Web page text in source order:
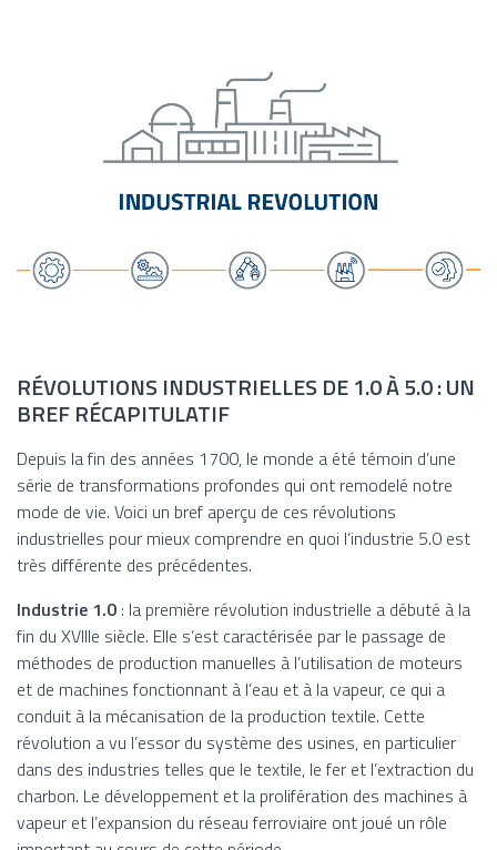
RÉVOLUTIONS INDUSTRIELLES DE 1.0 À 5.0 : UN
BREF RÉCAPITULATIF
Depuis la fin des années 1700, le monde a été témoin d’une
série de transformations profondes qui ont remodelé notre
mode de vie. Voici un bref aperçu de ces révolutions
industrielles pour mieux comprendre en quoi l’industrie 5.0 est
très différente des précédentes.
Industrie 1.0 : la première révolution industrielle a débuté à la
fin du XVIIIe siècle. Elle s’est caractérisée par le passage de
méthodes de production manuelles à l’utilisation de moteurs
et de machines fonctionnant à l’eau et à la vapeur, ce qui a
conduit à la mécanisation de la production textile. Cette
révolution a vu l’essor du système des usines, en particulier
dans des industries telles que le textile, le fer et l’extraction du
charbon. Le développement et la prolifération des machines à
vapeur et l’expansion du réseau ferroviaire ont joué un rôle